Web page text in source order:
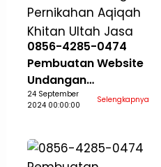
0856-4285-0474
Pembuatan Website
Undangan
Pernikahan Aqiqah
24 September
2024 00:00:00
Selengkapnya